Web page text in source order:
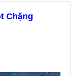
Chặng